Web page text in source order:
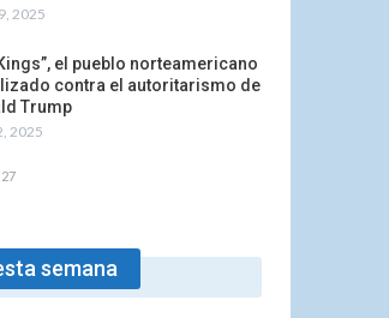
2025
el pueblo norteamericano
contra el autoritarismo de
Trump
2025
semana